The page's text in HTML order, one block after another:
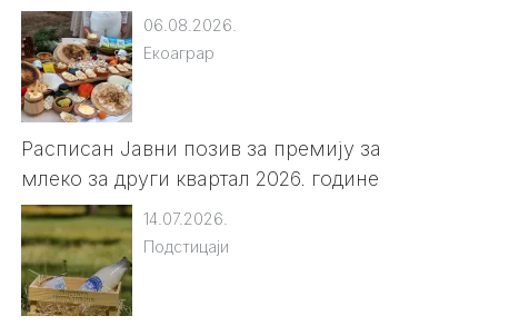
06.08.2026.
Екоаграр
Расписан Јавни позив за премију за
млеко за други квартал 2026. године
14.07.2026.
Подстицаји